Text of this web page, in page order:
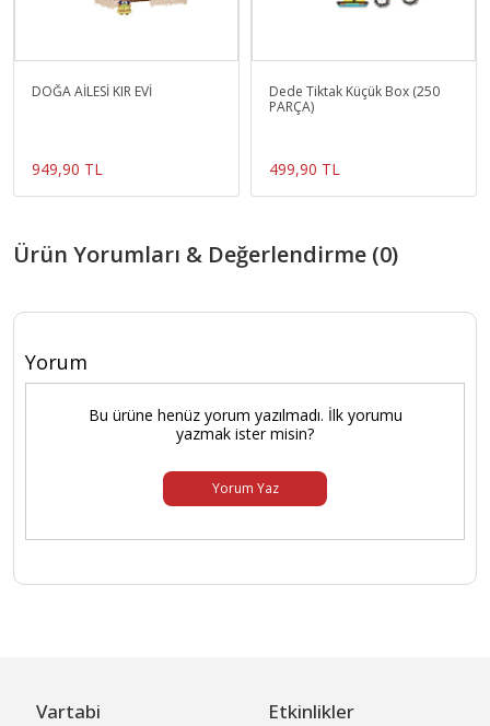
DOĞA AİLESİ KIR EVİ
949,90 TL
Dede Tiktak Küçük Box (250
PARÇA)
499,90 TL
Ürün Yorumları & Değerlendirme (0)
Yorum
Bu ürüne henüz yorum yazılmadı. İlk yorumu
yazmak ister misin?
Yorum Yaz
Vartabi Etkinlikler